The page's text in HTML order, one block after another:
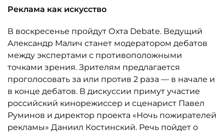
Реклама как искусство
В воскресенье пройдут Охта Debate. Ведущий
Александр Малич станет модератором дебатов
между экспертами с противоположными
точками зрения. Зрителям предлагается
проголосовать за или против 2 раза — в начале и
в конце дебатов. В дискуссии примут участие
российский кинорежиссер и сценарист Павел
Руминов и директор проекта «Ночь пожирателей
рекламы» Даниил Костинский. Речь пойдет о